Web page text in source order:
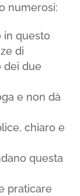
numerosi:
in questo
di
dei due
e non dà
chiaro e
questa
praticare